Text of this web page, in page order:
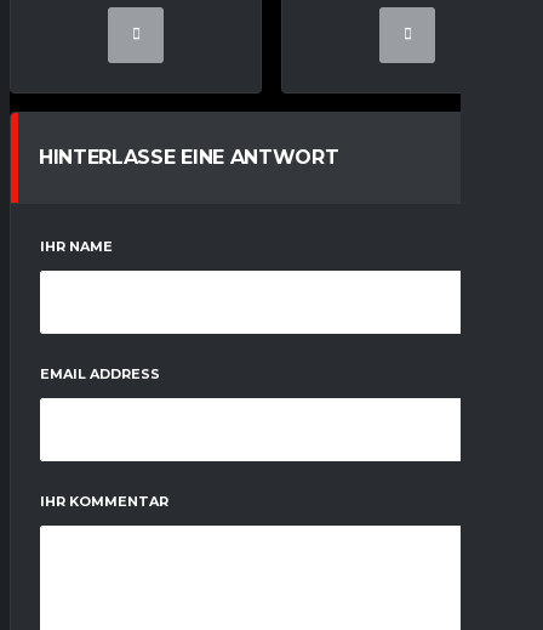
HINTERLASSE EINE ANTWORT
IHR NAME
EMAIL ADDRESS
IHR KOMMENTAR